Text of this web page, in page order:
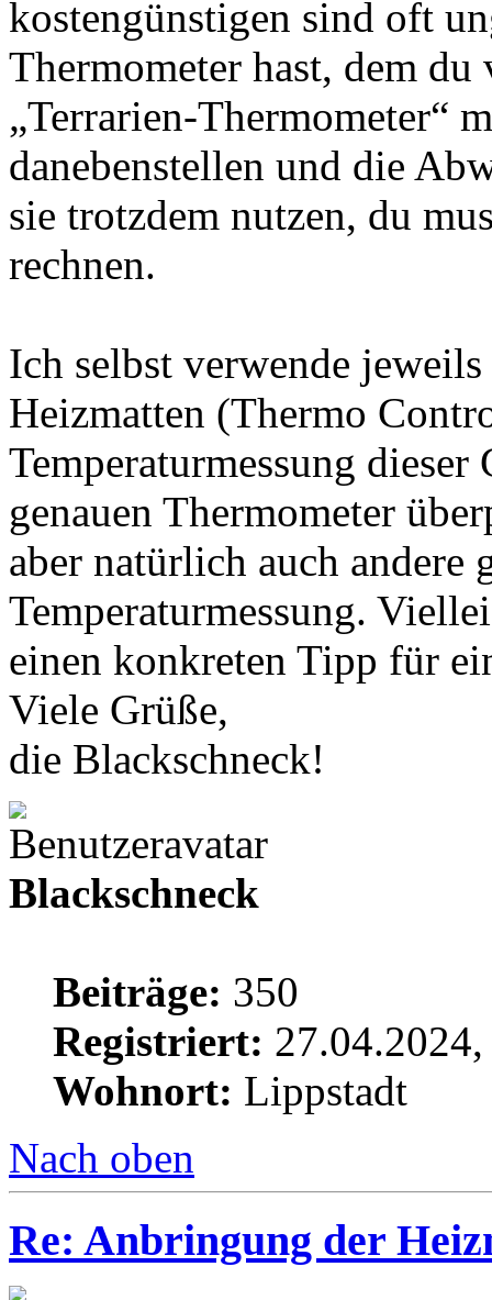
kostengünstigen sind oft
Thermometer hast, dem
„Terrarien-Thermometer“
danebenstellen und die
sie trotzdem nutzen, du
rechnen.
Ich selbst verwende
Heizmatten (Thermo
Temperaturmessung
genauen Thermometer
aber natürlich auch
Temperaturmessung.
einen konkreten Tipp für
Viele Grüße,
die Blackschneck!
Blackschneck
Beiträge: 350
Registriert:
Wohnort: Lippstadt
Nach oben
Re: Anbringung der